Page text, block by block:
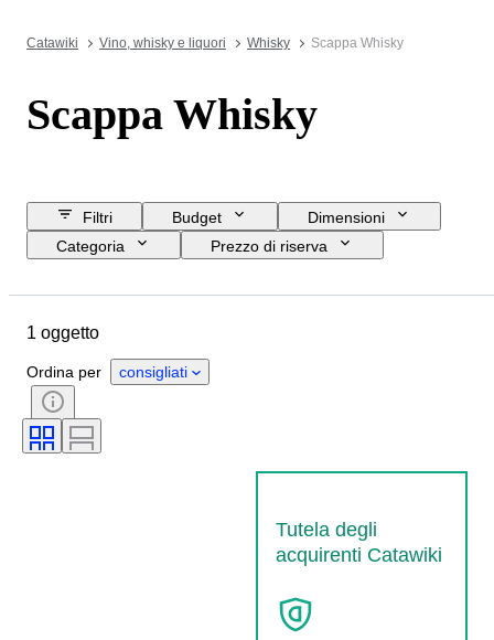
Catawiki Vino, whisky e liquori Whisky Scappa Whisky
Scappa Whisky
Filtri Budget
Dimensioni
Categoria
Prezzo di riserva
Paese d’origine
Elenco delle percentuali di alcool
1 oggetto
Ordina per consigliati
Tutela degli
acquirenti Catawiki